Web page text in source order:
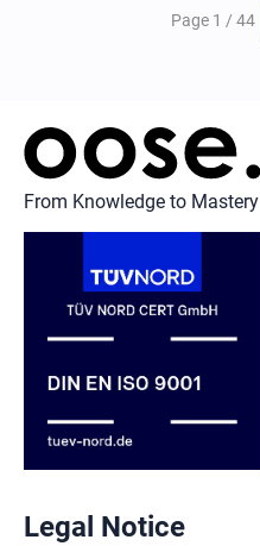
Page 1 / 44
From Knowledge to Mastery
Legal Notice